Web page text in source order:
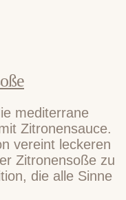
mediterrane
Zitronensauce.
vereint leckeren
Zitronensoße zu
die alle Sinne